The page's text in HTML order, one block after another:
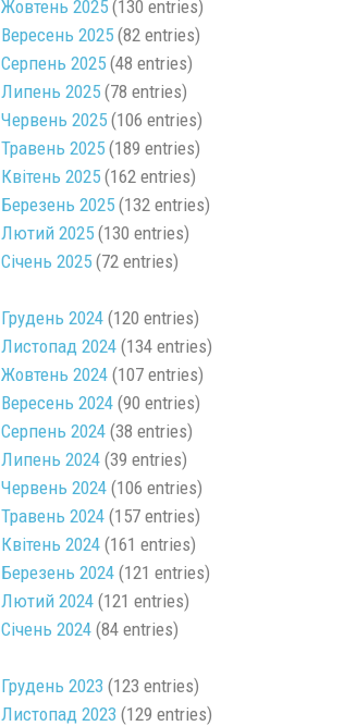
Жовтень 2025(130 entries)
Вересень 2025(82 entries)
Серпень 2025(48 entries)
Липень 2025(78 entries)
Червень 2025(106 entries)
Травень 2025(189 entries)
Квітень 2025(162 entries)
Березень 2025(132 entries)
Лютий 2025(130 entries)
Січень 2025(72 entries)
Грудень 2024(120 entries)
Листопад 2024(134 entries)
Жовтень 2024(107 entries)
Вересень 2024(90 entries)
Серпень 2024(38 entries)
Липень 2024(39 entries)
Червень 2024(106 entries)
Травень 2024(157 entries)
Квітень 2024(161 entries)
Березень 2024(121 entries)
Лютий 2024(121 entries)
Січень 2024(84 entries)
Грудень 2023 (123 entries)
Листопад 2023 (129 entries)